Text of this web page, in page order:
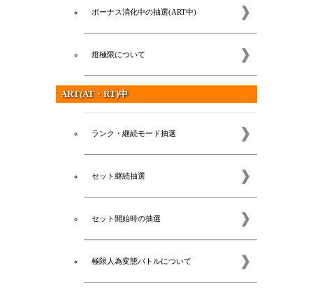
ボーナス消化中の抽選(ART中)
燈極限について
ART(AT・RT)中
ランク・継続モード抽選
セット継続抽選
セット開始時の抽選
極限人為変態バトルについて